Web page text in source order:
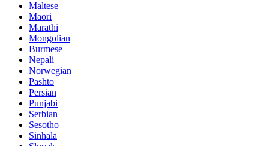
Maltese
Maori
Marathi
Mongolian
Burmese
Nepali
Norwegian
Pashto
Persian
Punjabi
Serbian
Sesotho
Sinhala